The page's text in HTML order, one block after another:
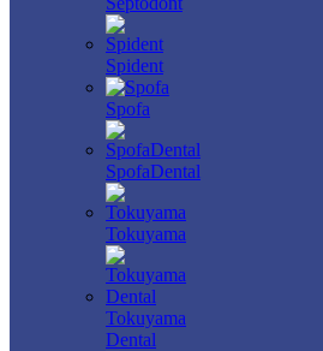
Spident
Spofa
SpofaDental
Tokuyama
Tokuyama
Dental